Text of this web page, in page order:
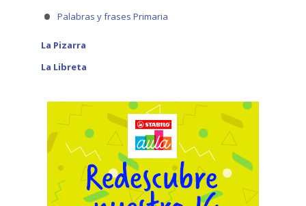
Palabras y frases Primaria
La Pizarra
La Libreta